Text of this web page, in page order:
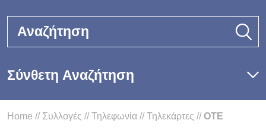
Αναζήτηση
Σύνθετη Αναζήτηση
Home // Συλλογές //Τηλεφωνία //Τηλεκάρτες //ΟΤΕ